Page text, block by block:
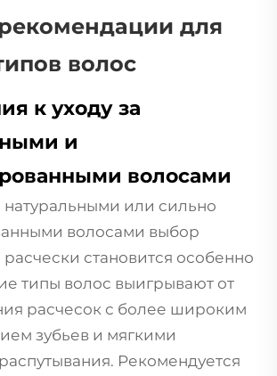
для
волос
к уходу за
и
волосами
или сильно
волосами выбор
становится особенно
типы волос выигрывают от
расчесок с более широким
зубьев и мягкими
Рекомендуется